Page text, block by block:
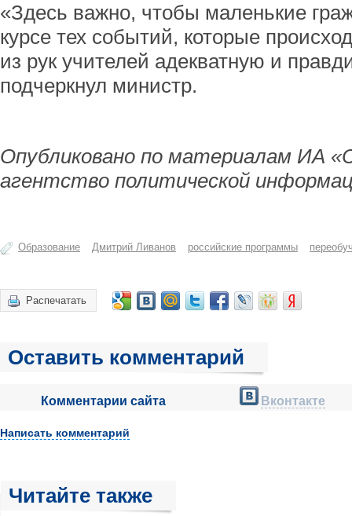
«Здесь важно, чтобы маленькие
курсе тех событий, которые
из рук учителей адекватную и
подчеркнул министр.
Опубликовано по материалам ИА
агентство политической
Образование Дмитрий Ливанов российские программы
Распечатать
Оставить комментарий
Комментарии сайта Вконтакте
Написать комментарий
Читайте также